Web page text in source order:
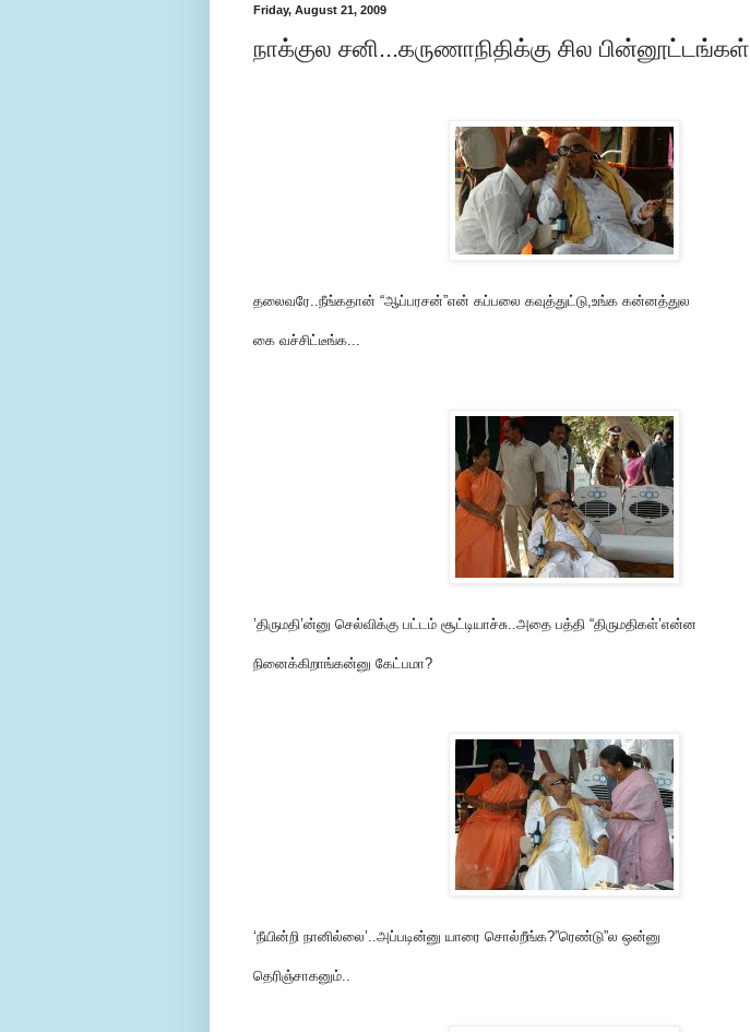
Friday, August 21, 2009
நாக்குல சனி...கருணாநிதிக்கு சில பின்னூட்டங்கள்
தலைவரே..நீங்கதான் “ஆப்பரசன்”என் கப்பலை கவுத்துட்டு,உங்க கன்னத்துல
கை வச்சிட்டீங்க...
’திருமதி’ன்னு செல்விக்கு பட்டம் சூட்டியாச்சு..அதை பத்தி “திருமதிகள்’என்ன
நினைக்கிறாங்கன்னு கேட்பமா?
‘நீயின்றி நானில்லை’..அப்படின்னு யாரை சொல்றீங்க?”ரெண்டு”ல ஒன்னு
தெரிஞ்சாகனும்..